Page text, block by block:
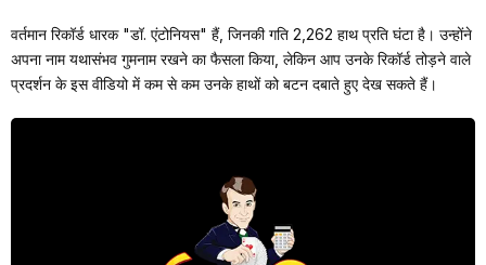
वर्तमान रिकॉर्ड धारक "डॉ. एंटोनियस" हैं, जिनकी गति 2,262 हाथ प्रति घंटा है। उन्होंने
अपना नाम यथासंभव गुमनाम रखने का फैसला किया, लेकिन आप उनके रिकॉर्ड तोड़ने वाले
प्रदर्शन के इस वीडियो में कम से कम उनके हाथों को बटन दबाते हुए देख सकते हैं।